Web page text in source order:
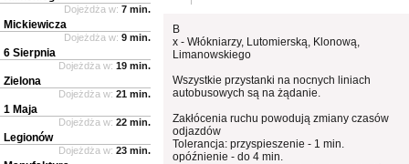
B
x - Włókniarzy, Lutomierską, Klonową,
Limanowskiego
Wszystkie przystanki na nocnych liniach
autobusowych są na żądanie.
Zakłócenia ruchu powodują zmiany czasów
odjazdów
Tolerancja: przyspieszenie - 1 min.
opóźnienie - do 4 min.
Dojeżdża w: 7 min.
Mickiewicza
Dojeżdża w: 9 min.
6 Sierpnia
Dojeżdża w: 19 min.
Zielona
Dojeżdża w: 21 min.
1 Maja
Dojeżdża w: 22 min.
Legionów
Dojeżdża w: 23 min.